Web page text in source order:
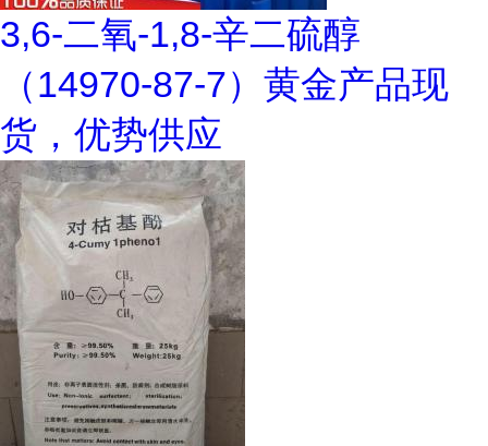
3,6-二氧-1,8-辛二硫醇
（14970-87-7）黄金产品现
货，优势供应